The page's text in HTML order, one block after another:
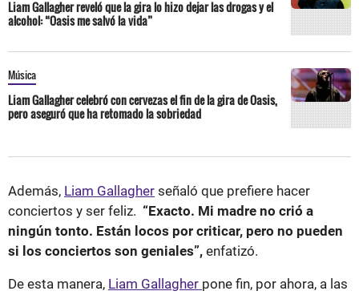
Liam Gallagher reveló que la gira lo hizo dejar las drogas y el
alcohol: “Oasis me salvó la vida”
Música
Liam Gallagher celebró con cervezas el fin de la gira de Oasis,
pero aseguró que ha retomado la sobriedad
Además, Liam Gallagher señaló que prefiere hacer
conciertos y ser feliz. “Exacto. Mi madre no crió a
ningún tonto. Están locos por criticar, pero no pueden
si los conciertos son geniales”, enfatizó.
De esta manera, Liam Gallagher pone fin, por ahora, a las